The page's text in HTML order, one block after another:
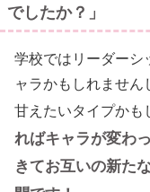
でしたか？」
学校ではリーダーシ
ャラかもしれません
甘えたいタイプかも
ればキャラが変わ
きてお互いの新た